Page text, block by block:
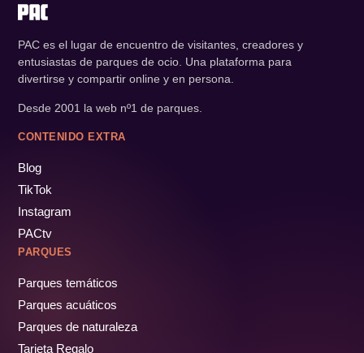
PAC es el lugar de encuentro de visitantes, creadores y
entusiastas de parques de ocio. Una plataforma para
divertirse y compartir online y en persona.
Desde 2001 la web nº1 de parques.
CONTENIDO EXTRA
Blog
TikTok
Instagram
PACtv
PARQUES
Parques temáticos
Parques acuáticos
Parques de naturaleza
Tarjeta Regalo